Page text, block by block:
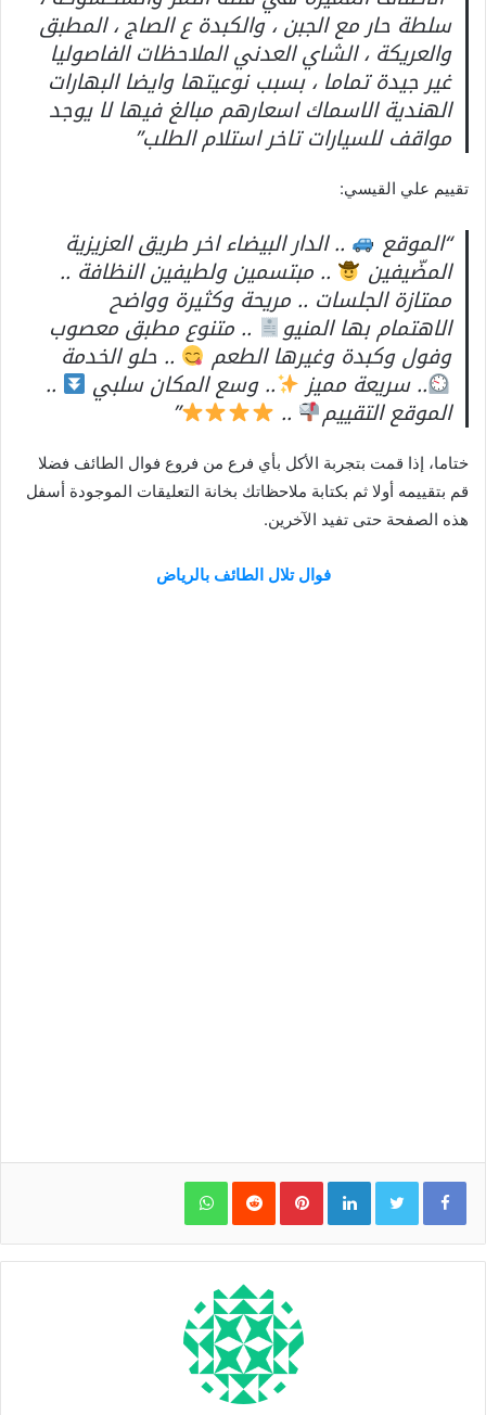
سلطة حار مع الجبن ، والكبدة ع الصاج ، المطبق
والعريكة ، الشاي العدني الملاحظات الفاصوليا
غير جيدة تماما ، بسبب نوعيتها وايضا البهارات
الهندية الاسماك اسعارهم مبالغ فيها لا يوجد
مواقف للسيارات تاخر استلام الطلب”
تقييم علي القيسي:
“الموقع .. الدار البيضاء اخر طريق العزيزية
المضّيفين .. مبتسمين ولطيفين النظافة ..
ممتازة الجلسات .. مريحة وكثيرة وواضح
الاهتمام بها المنيو .. متنوع مطبق معصوب
وفول وكبدة وغيرها الطعم .. حلو الخدمة
.. سريعة مميز .. وسع المكان سلبي ..
الموقع التقييم ..
”
ختاما، إذا قمت بتجربة الأكل بأي فرع من فروع فوال الطائف فضلا
قم بتقييمه أولا ثم بكتابة ملاحظاتك بخانة التعليقات الموجودة أسفل
هذه الصفحة حتى تفيد الآخرين.
فوال تلال الطائف بالرياض
LinkedIn
Pinterest
WhatsApp